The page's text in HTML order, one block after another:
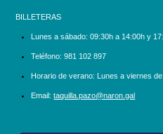
BILLETERAS
Lunes a sábado: 09:30h a 14:00h y
Teléfono: 981 102 897
Horario de verano: Lunes a viernes
Email: taquilla.pazo@naron.gal